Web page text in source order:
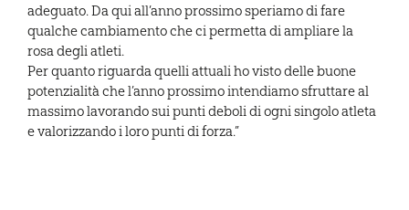
adeguato. Da qui all’anno prossimo speriamo di fare
qualche cambiamento che ci permetta di ampliare la
rosa degli atleti.
Per quanto riguarda quelli attuali ho visto delle buone
potenzialità che l’anno prossimo intendiamo sfruttare al
massimo lavorando sui punti deboli di ogni singolo atleta
e valorizzando i loro punti di forza.”